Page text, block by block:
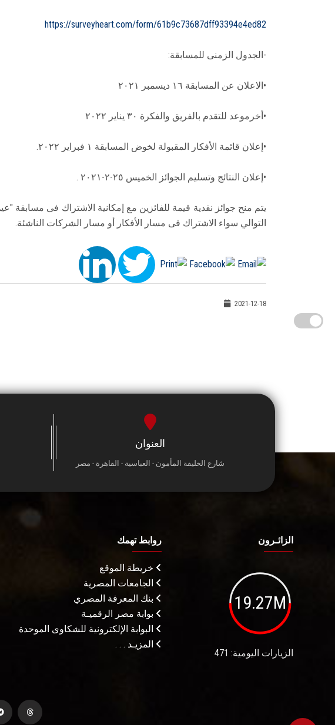
https://surveyheart.com/form/61b9c73687dff93394e4ed82
-الجدول الزمنى للمسابقة:
•الاعلان عن المسابقة ١٦ ديسمبر ٢٠٢١
•أخرموعد للتقدم بالفريق والفكرة ٣٠ يناير ٢٠٢٢
•إعلان قائمة الأفكار المقبولة لخوض المسابقة ١ فبراير ٢٠٢٢.
•إعلان النتائج وتسليم الجوائز الخميس ٢٥-٢-٢٠٢١ .
يتم منح جوائز نقدية قيمة للفائزين مع إمكانية الاشتراك فى مسابقة
التوالي سواء الاشتراك فى مسار الأفكار أو مسار الشركات الناشئة.
2021-12-18
العنوان
شارع الخليفة المأمون - العباسية - القاهرة - مصر
الزائـرون
19.27M
الزيارات اليومية: 471
روابط تهمك
خريطة الموقع
الجامعات المصرية
بنك المعرفة المصري
بوابة مصر الرقميـة
البوابة الإلكترونية للشكاوى الموحدة
المزيـد . . .